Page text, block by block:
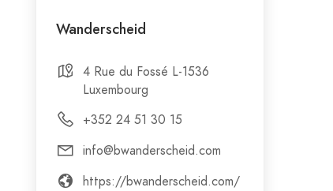
Wanderscheid
4 Rue du Fossé L-1536
Luxembourg
+352 24 51 30 15
info@bwanderscheid.com
https://bwanderscheid.com/